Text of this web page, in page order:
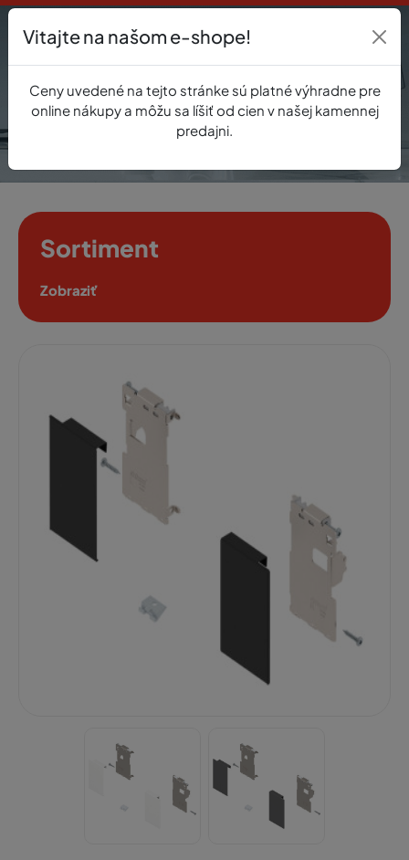
0
Sortiment
Zobraziť
Vitajte na našom e-shope!
Ceny uvedené na tejto stránke sú platné výhradne pre
online nákupy a môžu sa líšiť od cien v našej kamennej
predajni.